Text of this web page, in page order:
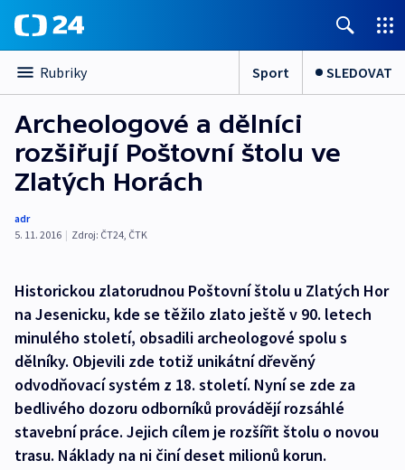
Rubriky Sport SLEDOVAT
Archeologové a dělníci
rozšiřují Poštovní štolu ve
Zlatých Horách
adr
5. 11. 2016 | Zdroj: ČT24, ČTK
Historickou zlatorudnou Poštovní štolu u Zlatých Hor
na Jesenicku, kde se těžilo zlato ještě v 90. letech
minulého století, obsadili archeologové spolu s
dělníky. Objevili zde totiž unikátní dřevěný
odvodňovací systém z 18. století. Nyní se zde za
bedlivého dozoru odborníků provádějí rozsáhlé
stavební práce. Jejich cílem je rozšířit štolu o novou
trasu. Náklady na ni činí deset milionů korun.